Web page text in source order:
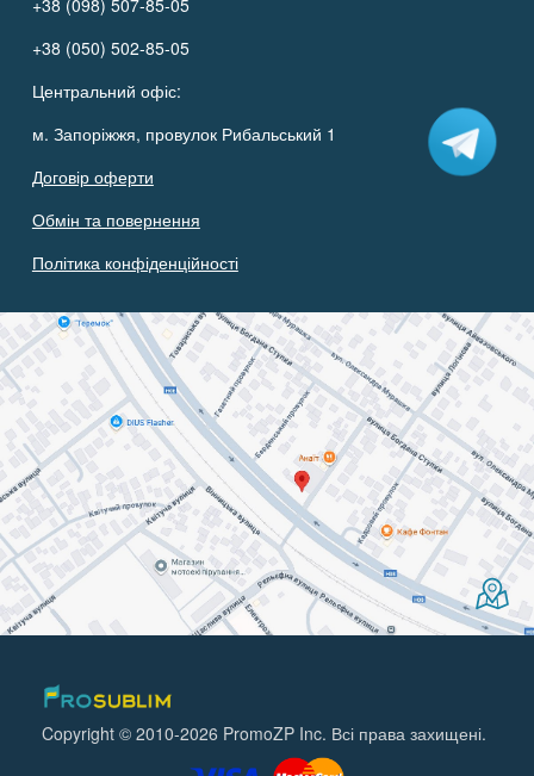
+38 (050) 502-85-05
Центральний офіс:
м. Запоріжжя, провулок Рибальський 1
Договір оферти
Обмін та повернення
Політика конфіденційності
Copyright © 2010-2026 PromoZP Inc. Всі права захищені.